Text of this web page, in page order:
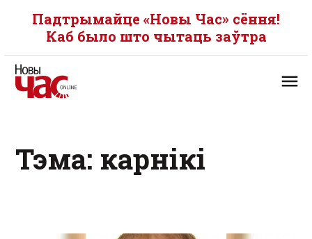
Падтрымайце «Новы Час» сёння!
Каб было што чытаць заўтра
Тэма: карнікі